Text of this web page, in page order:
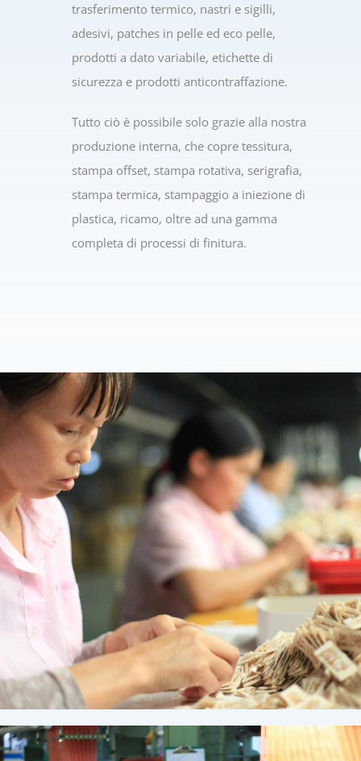
trasferimento termico, nastri e sigilli,
adesivi, patches in pelle ed eco pelle,
prodotti a dato variabile, etichette di
sicurezza e prodotti anticontraffazione.
Tutto ciò è possibile solo grazie alla nostra
produzione interna, che copre tessitura,
stampa offset, stampa rotativa, serigrafia,
stampa termica, stampaggio a iniezione di
plastica, ricamo, oltre ad una gamma
completa di processi di finitura.